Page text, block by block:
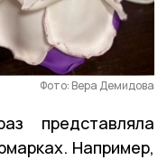
Фото: Вера Демидова
представляла
Например,